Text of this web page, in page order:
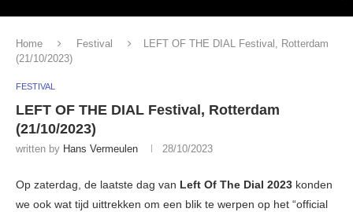
Home Festival
LEFT OF THE DIAL Festival, Rotterdam
(21/10/2023)
FESTIVAL
LEFT OF THE DIAL Festival, Rotterdam
(21/10/2023)
written by Hans Vermeulen 28/10/2023
Op zaterdag, de laatste dag van Left Of The Dial 2023 konden
we ook wat tijd uittrekken om een blik te werpen op het “official